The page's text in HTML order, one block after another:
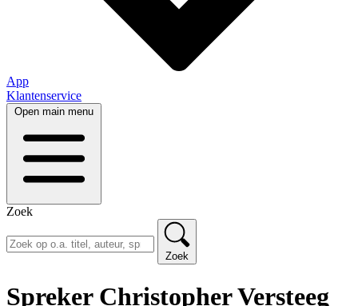
App
Klantenservice
Open main menu
Zoek
Zoek
Spreker Christopher Versteeg